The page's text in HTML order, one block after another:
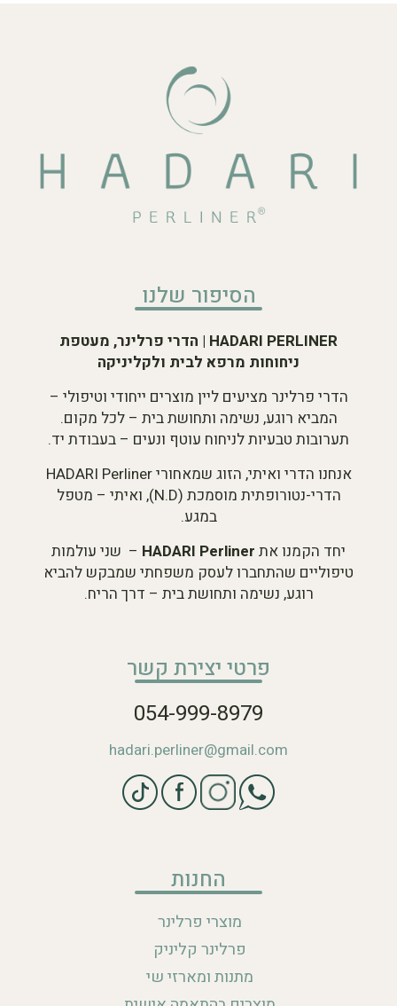
הסיפור שלנו
HADARI PERLINER | הדרי פרלינר, מעטפת
ניחוחות מרפא לבית ולקליניקה
הדרי פרלינר מציעים ליין מוצרים ייחודי וטיפולי –
המביא רוגע, נשימה ותחושת בית – לכל מקום.
תערובות טבעיות לניחוח עוטף ונעים – בעבודת יד.
אנחנו הדרי ואיתי, הזוג שמאחורי HADARI Perliner
הדרי-נטורופתית מוסמכת (N.D), ואיתי – מטפל
במגע.
יחד הקמנו את HADARI Perliner – שני עולמות
טיפוליים שהתחברו לעסק משפחתי שמבקש להביא
רוגע, נשימה ותחושת בית – דרך הריח.
פרטי יצירת קשר
054-999-8979
hadari.perliner@gmail.com
החנות
מוצרי פרלינר
פרלינר קליניק
מתנות ומארזי שי